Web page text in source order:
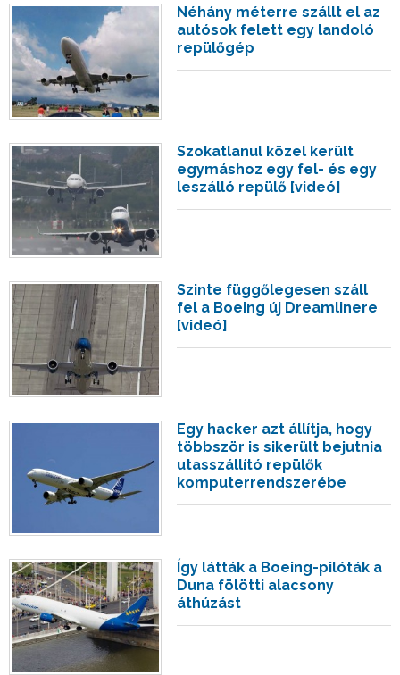
Néhány méterre szállt el az
autósok felett egy landoló
repülőgép
Szokatlanul közel került
egymáshoz egy fel- és egy
leszálló repülő [videó]
Szinte függőlegesen száll
fel a Boeing új Dreamlinere
[videó]
Egy hacker azt állítja, hogy
többször is sikerült bejutnia
utasszállító repülők
komputerrendszerébe
Így látták a Boeing-pilóták a
Duna fölötti alacsony
áthúzást